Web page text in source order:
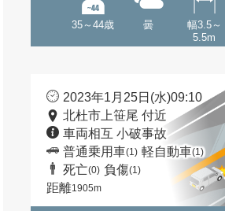
35～44歳 曇
幅3.5～
5.5m
2023年1月25日(水)09:10
北杜市上笹尾 付近
車両相互 小破事故
普通乗用車(1) 軽自動車(1)
死亡(0) 負傷(1)
距離1905m